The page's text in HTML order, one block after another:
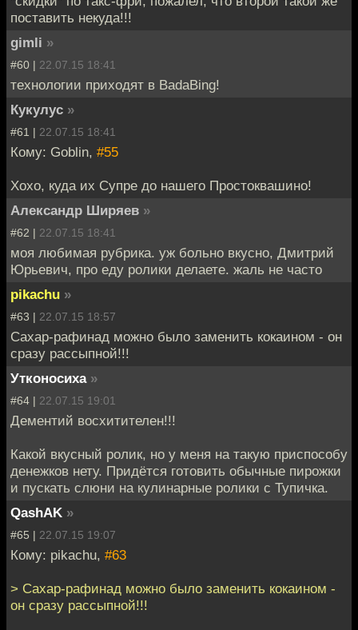
поставить некуда!!!
gimli »
#60 | 22.07.15 18:41
технологии приходят в BadaBing!
Кукулус »
#61 | 22.07.15 18:41
Кому: Goblin, #55
Хохо, куда их Супре до нашего Простоквашино!
Александр Ширяев »
#62 | 22.07.15 18:41
моя любимая рубрика. уж больно вкусно, Дмитрий
Юрьевич, про еду ролики делаете. жаль не часто
pikachu »
#63 | 22.07.15 18:57
Сахар-рафинад можно было заменить кокаином - он
сразу рассыпной!!!
Утконосиха »
#64 | 22.07.15 19:01
Дементий восхитителен!!!
Какой вкусный ролик, но у меня на такую приспособу
денежков нету. Придётся готовить обычные пирожки
и пускать слюни на кулинарные ролики с Тупичка.
QashAK »
#65 | 22.07.15 19:07
Кому: pikachu, #63
> Сахар-рафинад можно было заменить кокаином -
он сразу рассыпной!!!